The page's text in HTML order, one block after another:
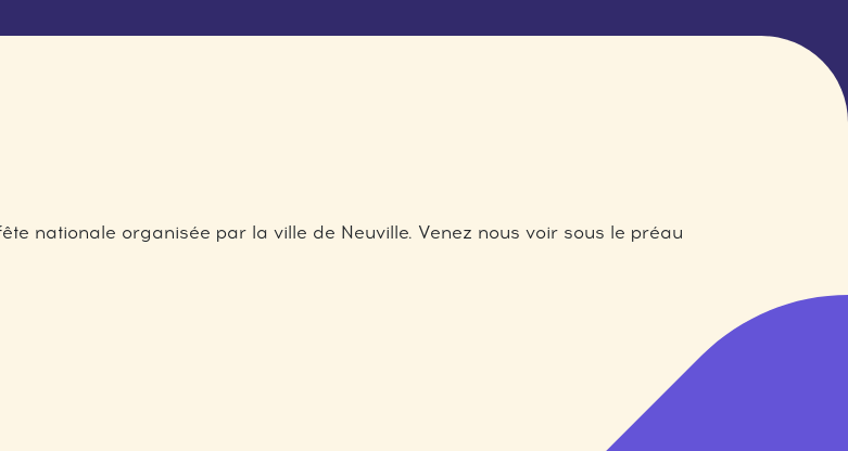
nationale organisée par la ville de Neuville. Venez nous voir sous le préau